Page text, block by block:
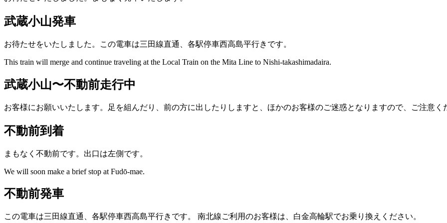
武蔵小山発車
お待たせをいたしました。この電車は三田線直通、各駅停車西高島平行きです。
This train will merge and continue traveling at the Local Train on the Mita Line to Nishi-takashimadaira.
武蔵小山〜不動前走行中
お客様にお願いいたします。足を組んだり、前の方に出したりしますと、ほかのお客様のご迷惑となりますので、ご注意く
不動前到着
まもなく不動前です。出口は左側です。
We will soon make a brief stop at Fudō-mae.
不動前発車
この電車は三田線直通、各駅停車西高島平行きです。 南北線ご利用のお客様は、白金高輪駅でお乗り換えください。